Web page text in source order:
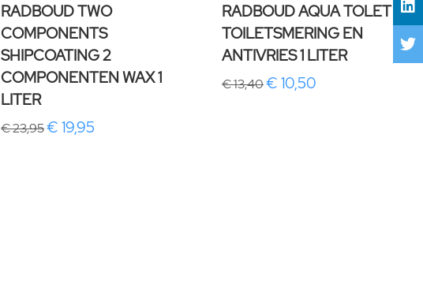
RADBOUD TWO
COMPONENTS
SHIPCOATING 2
COMPONENTEN WAX 1
LITER
€ 23,95€ 19,95
RADBOUD AQUA TOLET
TOILETSMERING EN
ANTIVRIES 1 LITER
€ 13,40€ 10,50